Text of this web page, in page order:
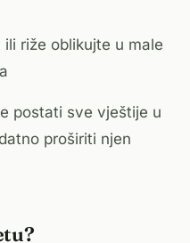
riže oblikujte u male
postati sve vještije u
proširiti njen